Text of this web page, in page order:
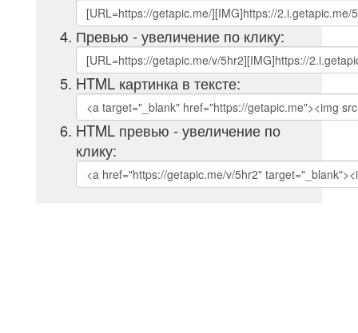
Превью - увеличение по клику:
HTML картинка в тексте:
HTML превью - увеличение по
клику: